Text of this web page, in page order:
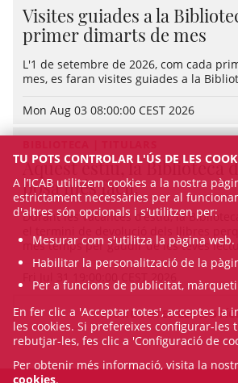
Visites guiades a la
primer dimarts de mes
L'1 de setembre de 2026, com cada
mes, es faran visites guiades a la
Mon Aug 03 08:00:00 CEST 2026
Aquest estiu, la Biblioteca de
posa més fàcil!
Durant les vacances d’estiu, la
més temps per gaudir de les teves
Fri Jul 31 19:00:00 CEST 2026
VEURE TOTES LES
TU POTS CONTROLAR L'ÚS DE LES
A l’ICAB utilitzem cookies a la nostra
estrictament necessàries per al
d'altres són opcionals i s'utilitzen per:
Mesurar com s'utilitza la pàgina web.
Habilitar la personalització de la
Per a funcions de publicitat,
En fer clic a 'Acceptar totes', acceptes la
les cookies. Si prefereixes configurar-les
rebutjar-les, fes clic a 'Configuració de
Per obtenir més informació, visita la
cookies.